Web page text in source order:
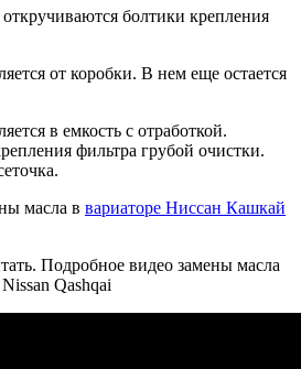
болтики крепления
от коробки. В нем еще остается
в емкость с отработкой.
фильтра грубой очистки.
масла в вариаторе Ниссан Кашкай
Подробное видео замены масла
Qashqai